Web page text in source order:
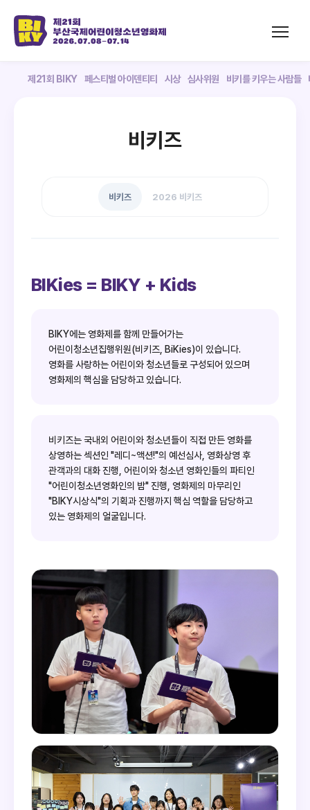
제21회 BIKY 페스티벌 아이덴티티 시상 심사위원 비키를 키우는 사람들
비키즈
비키즈 2026 비키즈
BIKies = BIKY + Kids
BIKY에는 영화제를 함께 만들어가는
어린이청소년집행위원(비키즈, BiKies)이 있습니다.
영화를 사랑하는 어린이와 청소년들로 구성되어 있으며
영화제의 핵심을 담당하고 있습니다.
비키즈는 국내외 어린이와 청소년들이 직접 만든 영화를
상영하는 섹션인 "레디~액션!"의 예선심사, 영화상영 후
관객과의 대화 진행, 어린이와 청소년 영화인들의 파티인
"어린이청소년영화인의 밤" 진행, 영화제의 마무리인
"BIKY시상식"의 기획과 진행까지 핵심 역할을 담당하고
있는 영화제의 얼굴입니다.